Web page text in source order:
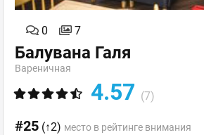
0 7
Балувана Галя
Вареничная
4.57 (7)
#25 (↑2) место в рейтинге внимания